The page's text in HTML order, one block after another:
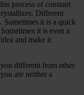
process of constant
Different
Sometimes it is a quick
it is even a
and make it
different from other
are neither a